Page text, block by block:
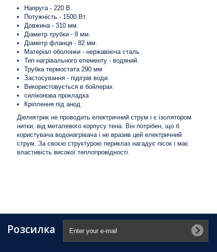
Напруга - 220 В.
Потужність - 1500 Вт.
Довжина - 310 мм.
Діаметр трубки - 8 мм.
Діаметр фланця - 82 мм.
Матеріал оболонки - нержавіюча сталь.
Тип нагрівального елементу - водяний.
Трубка термостата 290 мм
Застосування - підігрів води.
Використовується в бойлерах
силіконова прокладка
Кріплення під анод
Діелектрик не проводить електричний струм і є ізолятором
нитки, від металевого корпусу тена. Він потрібен, що б
користувача водонагрівача і не вразив цей електричний
струм. За своєю структурою периклаз нагадує пісок і має
властивість високої теплопровідності.
Розсилка